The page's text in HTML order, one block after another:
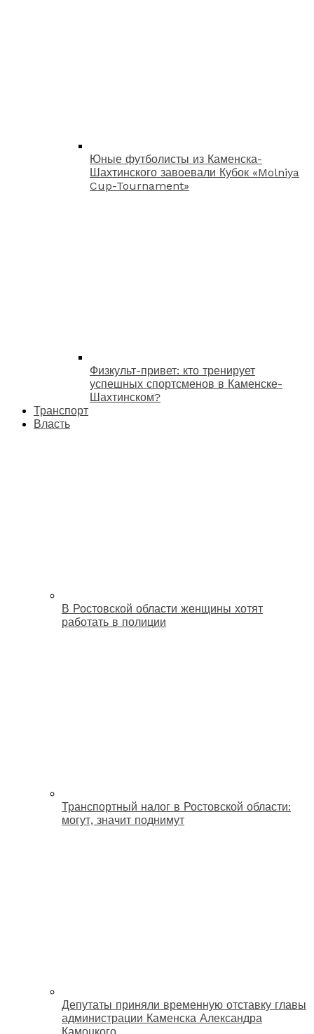
Юные футболисты из Каменска-
Шахтинского завоевали Кубок «Molniya
Cup-Tournament»
Физкульт-привет: кто тренирует
успешных спортсменов в Каменске-
Шахтинском?
Транспорт
Власть
В Ростовской области женщины хотят
работать в полиции
Транспортный налог в Ростовской области:
могут, значит поднимут
Депутаты приняли временную отставку главы
администрации Каменска Александра